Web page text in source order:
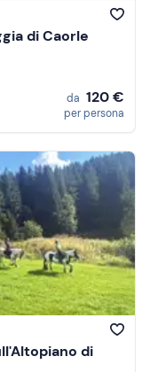
di Caorle
da 120 €
per persona
di